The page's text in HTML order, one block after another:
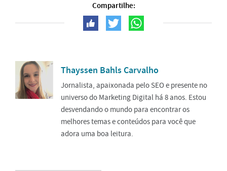
Compartilhe:
Thayssen Bahls Carvalho
Jornalista, apaixonada pelo SEO e presente no
universo do Marketing Digital há 8 anos. Estou
desvendando o mundo para encontrar os
melhores temas e conteúdos para você que
adora uma boa leitura.